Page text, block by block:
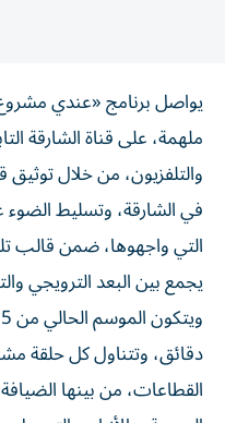
يواصل برنامج «عندي
ملهمة، على قناة الشارقة
والتلفزيون، من خلال
في الشارقة، وتسليط الضوء
التي واجهوها، ضمن قالب
يجمع بين البعد الترويجي
دقائق، وتتناول كل حلقة
القطاعات، من بينها